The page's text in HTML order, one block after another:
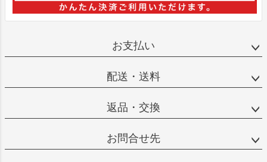
お支払い
配送・送料
返品・交換
お問合せ先